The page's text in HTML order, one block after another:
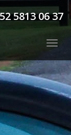
5813 06 37